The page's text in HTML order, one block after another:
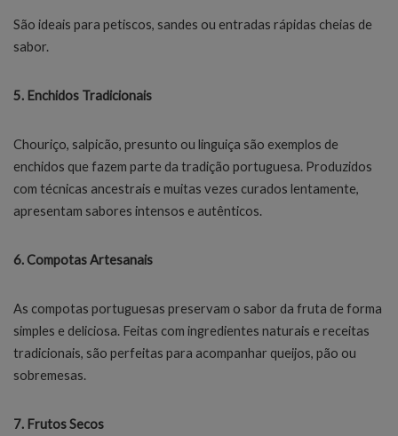
São ideais para petiscos, sandes ou entradas rápidas cheias de
sabor.
5. Enchidos Tradicionais
Chouriço, salpicão, presunto ou linguiça são exemplos de
enchidos que fazem parte da tradição portuguesa. Produzidos
com técnicas ancestrais e muitas vezes curados lentamente,
apresentam sabores intensos e autênticos.
6. Compotas Artesanais
As compotas portuguesas preservam o sabor da fruta de forma
simples e deliciosa. Feitas com ingredientes naturais e receitas
tradicionais, são perfeitas para acompanhar queijos, pão ou
sobremesas.
7. Frutos Secos